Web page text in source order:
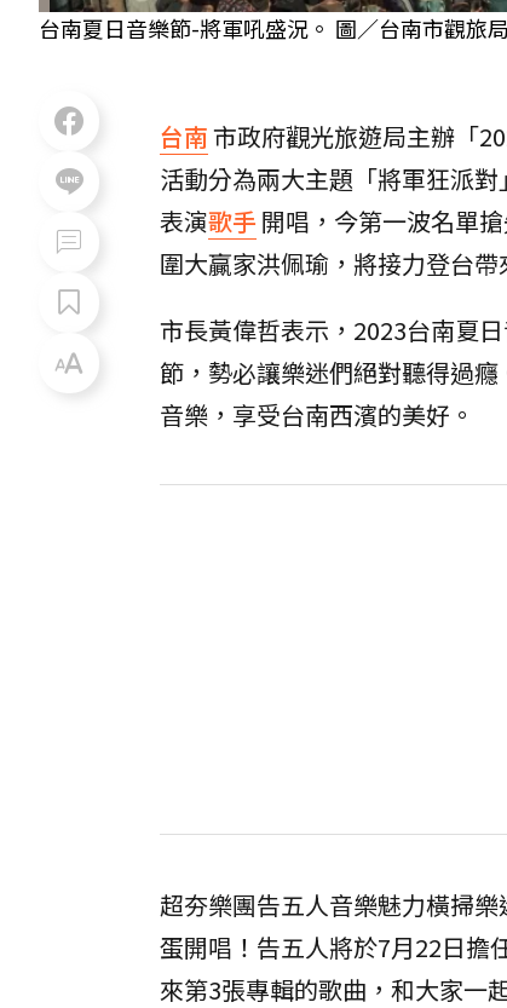
台南夏日音樂節-將軍吼盛況。 圖／台南市觀旅
台南市政府觀光旅遊局主辦「
活動分為兩大主題「將軍狂派
表演歌手開唱，今第一波名單
圍大贏家洪佩瑜，將接力登台帶
市長黃偉哲表示，2023台南夏
節，勢必讓樂迷們絕對聽得過
音樂，享受台南西濱的美好。
超夯樂團告五人音樂魅力橫掃
蛋開唱！告五人將於7月22日擔
來第3張專輯的歌曲，和大家一